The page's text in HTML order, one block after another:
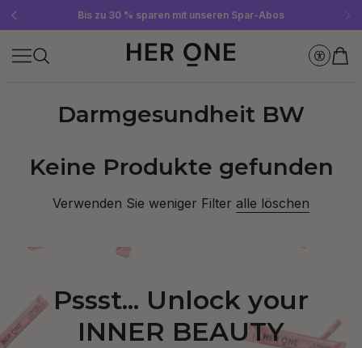
Gratis SLEEP WELL ab 69 € MBW - nur solange der Vorrat reicht!
Jetzt Newsletter abonnieren und 10 €-Gutschein sichern
Bis zu 30 % sparen mit unseren Spar-Abos
Darmgesundheit BW
Keine Produkte gefunden
Verwenden Sie weniger Filter alle löschen
Pssst... Unlock your
INNER BEAUTY